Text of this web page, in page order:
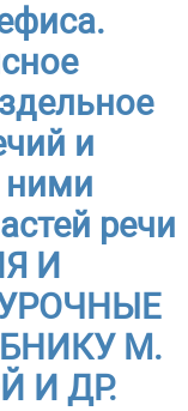
и
ними
речи
И
М.
И ДР.